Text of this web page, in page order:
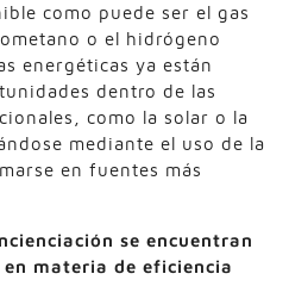
como puede ser el gas
o el hidrógeno
energéticas ya están
dentro de las
como la solar o la
mediante el uso de la
en fuentes más
se encuentran
materia de eficiencia